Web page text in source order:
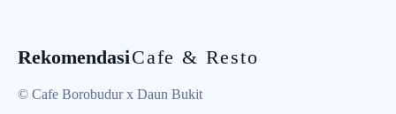
RekomendasiCafe & Resto
© Cafe Borobudur x Daun Bukit